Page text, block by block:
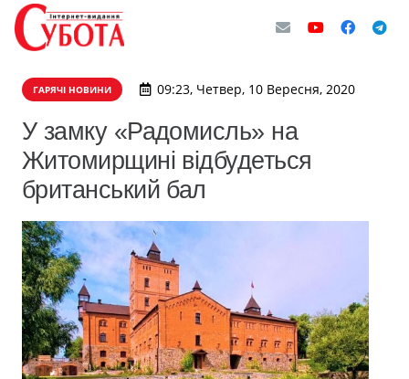
ГАРЯЧІ НОВИНИ 09:23, Четвер, 10 Вересня, 2020
У замку «Радомисль» на
Житомирщині відбудеться
британський бал